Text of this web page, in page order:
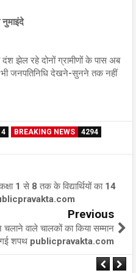
दंश झेल रहे दोनों ग्रामीणों के पास अब
जनपतिनिधि देखने-सुनने तक नहीं
BREAKING NEWS
4294
1 से 8 तक के विद्यार्थियों का 14
Previous
वाले चालकों का किया सम्मान
गई शपथ publicpravakta.com